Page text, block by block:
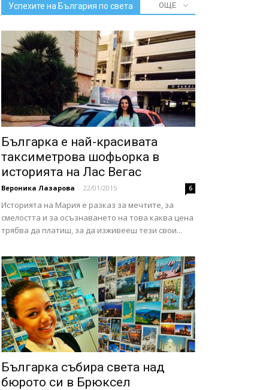
Успехите на България по света ОЩЕ
Българка е най-красивата
таксиметрова шофьорка в
историята на Лас Вегас
Вероника Лазарова - 22/01/2015 6
Историята на Мария е разказ за мечтите, за
смелостта и за осъзнаването на това каква цена
трябва да платиш, за да изживееш тези свои...
Българка събира света над
бюрото си в Брюксел